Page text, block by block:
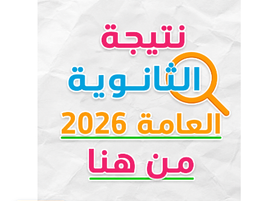
الكلمات المفتاحية
موعد المولد النبوي الشريف 2026
تاريخ المولد النبوي الشريف 2026
متى المولد النبوي الشريف 2026
إجازة المولد النبوي الشريف 2026
موعد إجازة المولد النبوي 2026